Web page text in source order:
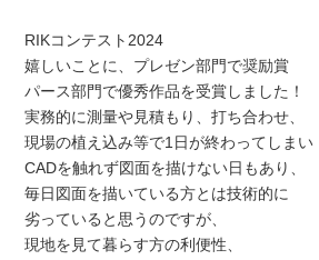
RIKコンテスト2024
嬉しいことに、プレゼン部門で奨励賞
パース部門で優秀作品を受賞しました！
実務的に測量や見積もり、打ち合わせ、
現場の植え込み等で1日が終わってしまい
CADを触れず図面を描けない日もあり、
毎日図面を描いている方とは技術的に
劣っていると思うのですが、
現地を見て暮らす方の利便性、